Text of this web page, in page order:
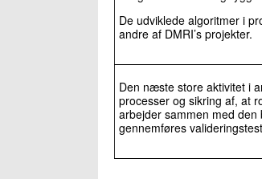
De udviklede algoritmer i
andre af DMRI’s projekter.
Den næste store aktivitet i
processer og sikring af, at
arbejder sammen med
gennemføres